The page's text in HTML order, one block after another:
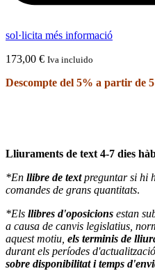
sol·licita més informació
173,00 € Iva incluido
Descompte del 5% a partir de
Lliuraments de text 4-7 dies
*En llibre de textpreguntar si hi
comandes de grans quantitats.
*Els llibres d'oposicions estan
a causa de canvis legislatius,
aquest motiu, els terminis de
durant els períodes
sobre disponibilitat i temps